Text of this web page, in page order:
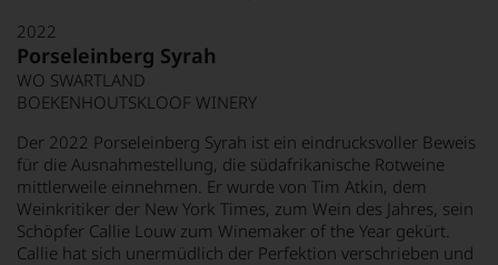
2022
Porseleinberg Syrah
WO SWARTLAND
BOEKENHOUTSKLOOF WINERY
Der 2022 Porseleinberg Syrah ist ein eindrucksvoller Beweis
für die Ausnahmestellung, die südafrikanische Rotweine
mittlerweile einnehmen. Er wurde von Tim Atkin, dem
Weinkritiker der New York Times, zum Wein des Jahres, sein
Schöpfer Callie Louw zum Winemaker of the Year gekürt.
Callie hat sich unermüdlich der Perfektion verschrieben und